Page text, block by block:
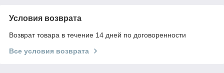
Условия возврата
Возврат товара в течение 14 дней по договоренности
Все условия возврата